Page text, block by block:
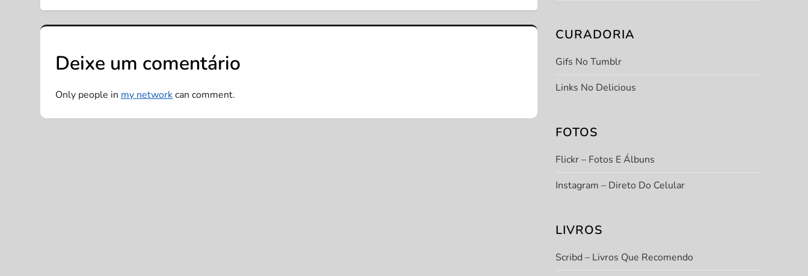
e
g
a
ç
Deixe um comentário
Only people in my networkcan comment.
CURADORIA
Gifs No Tumblr
Links No Delicious
FOTOS
Flickr – Fotos E Álbuns
Instagram – Direto Do Celular
LIVROS
Scribd – Livros Que Recomendo